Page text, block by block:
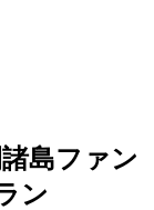
島ファン
ン